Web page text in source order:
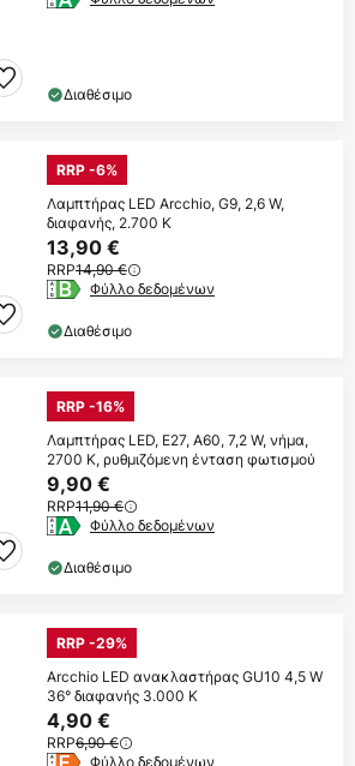
Διαθέσιμο
RRP -6%
Λαμπτήρας LED Arcchio, G9, 2,6 W,
διαφανής, 2.700 K
13,90 €
RRP14,90 €
Φύλλο δεδομένων
Διαθέσιμο
RRP -16%
Λαμπτήρας LED, E27, A60, 7,2 W, νήμα,
2700 K, ρυθμιζόμενη ένταση φωτισμού
9,90 €
RRP11,90 €
Φύλλο δεδομένων
Διαθέσιμο
RRP -29%
Arcchio LED ανακλαστήρας GU10 4,5 W
36° διαφανής 3.000 K
4,90 €
RRP6,90 €